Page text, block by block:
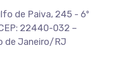
de Paiva, 245 - 6º
22440-032 –
de Janeiro/RJ